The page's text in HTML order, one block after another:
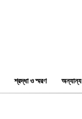
শ্রদ্ধা ও স্মরণ অন্যান্য